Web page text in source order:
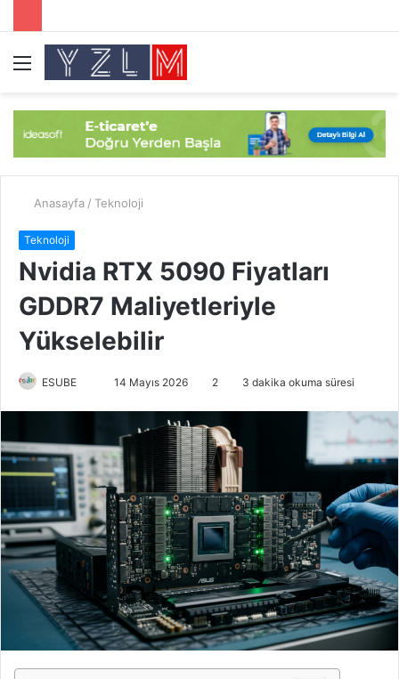
Menü
Anasayfa / Teknoloji
Teknoloji
Nvidia RTX 5090 Fiyatları
GDDR7 Maliyetleriyle
Yükselebilir
ESUBE
e
-
p
o
s
t
ö
n
14 Mayıs 2026 2 3 dakika okuma süresi